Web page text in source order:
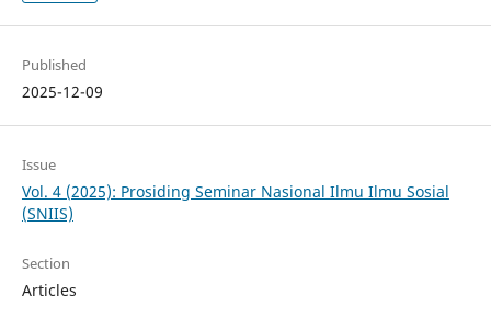
Published
2025-12-09
Issue
Vol. 4 (2025): Prosiding Seminar Nasional Ilmu Ilmu Sosial
(SNIIS)
Section
Articles